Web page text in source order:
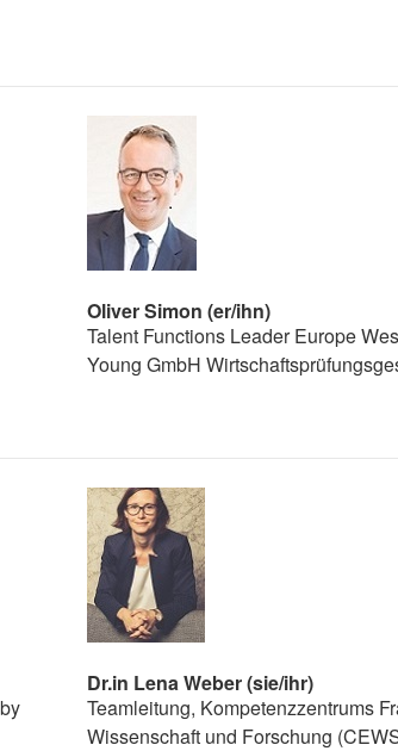
Oliver Simon (er/ihn)
Talent Functions Leader Europe
Young GmbH
Dr.in Lena Weber (sie/ihr)
Teamleitung, Kompetenzzentrums
Wissenschaft und Forschung